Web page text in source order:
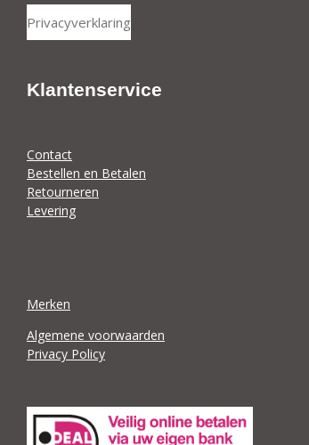
l
e
n
Privacyverklaring
Klantenservice
Contact
Bestellen en Betalen
Retourneren
Levering
Merken
Algemene voorwaarden
Privacy Policy